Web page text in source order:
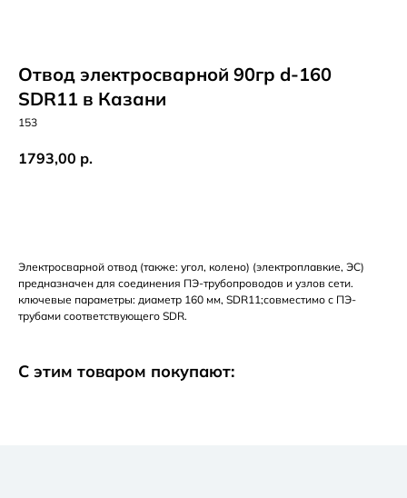
Отвод электросварной 90гр d-160
SDR11 в Казани
153
1793,00 р.
Электросварной отвод (также: угол, колено) (электроплавкие, ЭС)
предназначен для соединения ПЭ-трубопроводов и узлов сети.
ключевые параметры: диаметр 160 мм, SDR11;совместимо с ПЭ-
трубами соответствующего SDR.
С этим товаром покупают: